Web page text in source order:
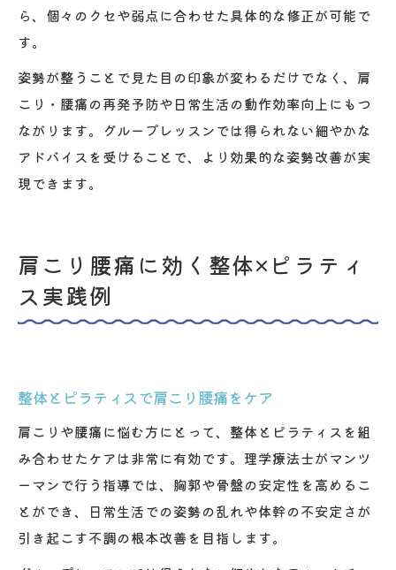
ら、個々のクセや弱点に合わせた具体的な修正が可能で
す。
姿勢が整うことで見た目の印象が変わるだけでなく、肩
こり・腰痛の再発予防や日常生活の動作効率向上にもつ
ながります。グループレッスンでは得られない細やかな
アドバイスを受けることで、より効果的な姿勢改善が実
現できます。
肩こり腰痛に効く整体×ピラティ
ス実践例
整体とピラティスで肩こり腰痛をケア
肩こりや腰痛に悩む方にとって、整体とピラティスを組
み合わせたケアは非常に有効です。理学療法士がマンツ
ーマンで行う指導では、胸郭や骨盤の安定性を高めるこ
とができ、日常生活での姿勢の乱れや体幹の不安定さが
引き起こす不調の根本改善を目指します。